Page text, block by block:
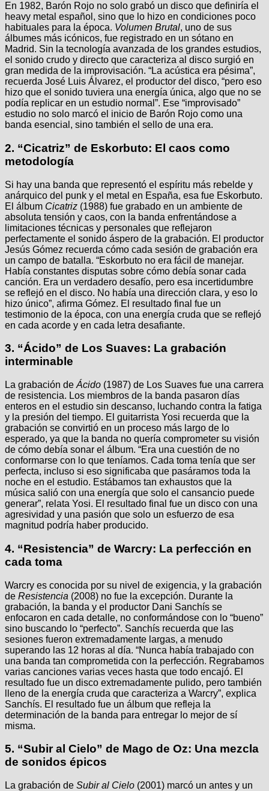
En 1982, Barón Rojo no solo grabó un disco que definiría el
heavy metal español, sino que lo hizo en condiciones poco
habituales para la época. Volumen Brutal, uno de sus
álbumes más icónicos, fue registrado en un sótano en
Madrid. Sin la tecnología avanzada de los grandes estudios,
el sonido crudo y directo que caracteriza al disco surgió en
gran medida de la improvisación. “La acústica era pésima”,
recuerda José Luis Álvarez, el productor del disco, “pero eso
hizo que el sonido tuviera una energía única, algo que no se
podía replicar en un estudio normal”. Ese “improvisado”
estudio no solo marcó el inicio de Barón Rojo como una
banda esencial, sino también el sello de una era.
2. “Cicatriz” de Eskorbuto: El caos como
metodología
Si hay una banda que representó el espíritu más rebelde y
anárquico del punk y el metal en España, esa fue Eskorbuto.
El álbum Cicatriz (1988) fue grabado en un ambiente de
absoluta tensión y caos, con la banda enfrentándose a
limitaciones técnicas y personales que reflejaron
perfectamente el sonido áspero de la grabación. El productor
Jesús Gómez recuerda cómo cada sesión de grabación era
un campo de batalla. “Eskorbuto no era fácil de manejar.
Había constantes disputas sobre cómo debía sonar cada
canción. Era un verdadero desafío, pero esa incertidumbre
se reflejó en el disco. No había una dirección clara, y eso lo
hizo único”, afirma Gómez. El resultado final fue un
testimonio de la época, con una energía cruda que se reflejó
en cada acorde y en cada letra desafiante.
3. “Ácido” de Los Suaves: La grabación
interminable
La grabación de Ácido (1987) de Los Suaves fue una carrera
de resistencia. Los miembros de la banda pasaron días
enteros en el estudio sin descanso, luchando contra la fatiga
y la presión del tiempo. El guitarrista Yosi recuerda que la
grabación se convirtió en un proceso más largo de lo
esperado, ya que la banda no quería comprometer su visión
de cómo debía sonar el álbum. “Era una cuestión de no
conformarse con lo que teníamos. Cada toma tenía que ser
perfecta, incluso si eso significaba que pasáramos toda la
noche en el estudio. Estábamos tan exhaustos que la
música salió con una energía que solo el cansancio puede
generar”, relata Yosi. El resultado final fue un disco con una
agresividad y una pasión que solo un esfuerzo de esa
magnitud podría haber producido.
4. “Resistencia” de Warcry: La perfección en
cada toma
Warcry es conocida por su nivel de exigencia, y la grabación
de Resistencia (2008) no fue la excepción. Durante la
grabación, la banda y el productor Dani Sanchís se
enfocaron en cada detalle, no conformándose con lo “bueno”
sino buscando lo “perfecto”. Sanchís recuerda que las
sesiones fueron extremadamente largas, a menudo
superando las 12 horas al día. “Nunca había trabajado con
una banda tan comprometida con la perfección. Regrabamos
varias canciones varias veces hasta que todo encajó. El
resultado fue un disco extremadamente pulido, pero también
lleno de la energía cruda que caracteriza a Warcry”, explica
Sanchís. El resultado fue un álbum que refleja la
determinación de la banda para entregar lo mejor de sí
misma.
5. “Subir al Cielo” de Mago de Oz: Una mezcla
de sonidos épicos
La grabación de Subir al Cielo (2001) marcó un antes y un